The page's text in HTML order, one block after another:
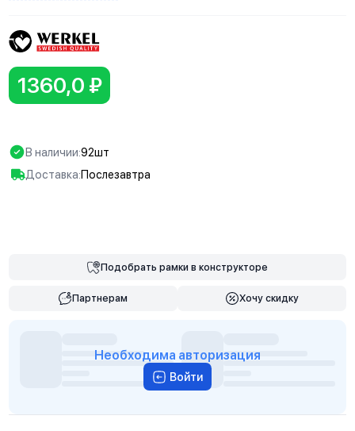
1360,0 ₽
В наличии:92шт
Доставка:Послезавтра
Подобрать рамкив конструкторе
Партнерам Хочу скидку
Необходима авторизация
Войти